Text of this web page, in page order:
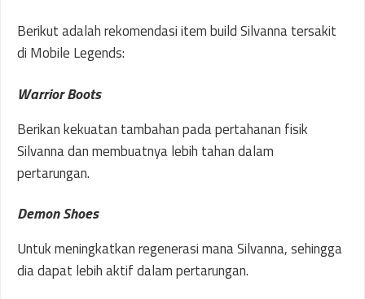
Berikut adalah rekomendasi item build Silvanna tersakit
di Mobile Legends:
Warrior Boots
Berikan kekuatan tambahan pada pertahanan fisik
Silvanna dan membuatnya lebih tahan dalam
pertarungan.
Demon Shoes
Untuk meningkatkan regenerasi mana Silvanna, sehingga
dia dapat lebih aktif dalam pertarungan.